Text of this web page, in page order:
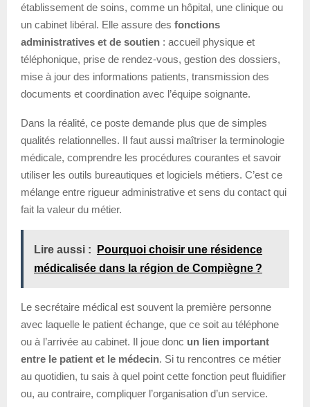
établissement de soins, comme un hôpital, une clinique ou
un cabinet libéral. Elle assure des fonctions
administratives et de soutien : accueil physique et
téléphonique, prise de rendez-vous, gestion des dossiers,
mise à jour des informations patients, transmission des
documents et coordination avec l’équipe soignante.
Dans la réalité, ce poste demande plus que de simples
qualités relationnelles. Il faut aussi maîtriser la terminologie
médicale, comprendre les procédures courantes et savoir
utiliser les outils bureautiques et logiciels métiers. C’est ce
mélange entre rigueur administrative et sens du contact qui
fait la valeur du métier.
Lire aussi :
Pourquoi choisir une résidence
médicalisée dans la région de Compiègne ?
Le secrétaire médical est souvent la première personne
avec laquelle le patient échange, que ce soit au téléphone
ou à l’arrivée au cabinet. Il joue donc un lien important
entre le patient et le médecin. Si tu rencontres ce métier
au quotidien, tu sais à quel point cette fonction peut fluidifier
ou, au contraire, compliquer l’organisation d’un service.